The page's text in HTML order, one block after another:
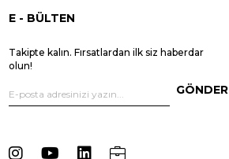
E - BÜLTEN
Takipte kalın. Fırsatlardan ilk siz haberdar
olun!
GÖNDER